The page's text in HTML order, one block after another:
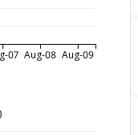
07 Aug-08 Aug-09